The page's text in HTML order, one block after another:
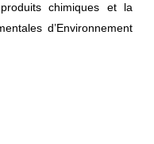
chimiques et la
d’Environnement